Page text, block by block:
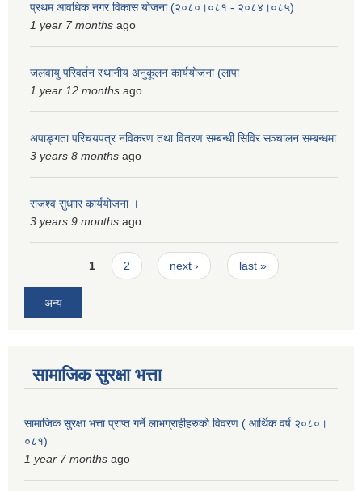
प्रथम आवधिक नगर विकास योजना (२०८०।०८१ - २०८४।०८५)
1 year 7 months ago
जलवायु परिवर्तन स्थानीय अनुकूलन कार्ययोजना (लापा
1 year 12 months ago
अपाङ्गता परिचयपत्र नविकरण तथा वितरण सम्बन्धी सिविर सञ्चालन सम्बन्धमा
3 years 8 months ago
राजश्व सुधाार कार्ययोजना ।
3 years 9 months ago
Pages1 2 next › last »
अन्य
सामाजिक सुरक्षा भत्ता
सामाजिक सुरक्षा भत्ता प्राप्त गर्ने लाभग्राहीहरुको विवरण ( आर्थिक वर्ष २०८०।
०८१)
1 year 7 months ago